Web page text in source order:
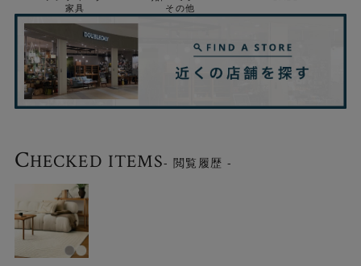
家具
その他
CHECKED ITEMS- 閲覧履歴 -